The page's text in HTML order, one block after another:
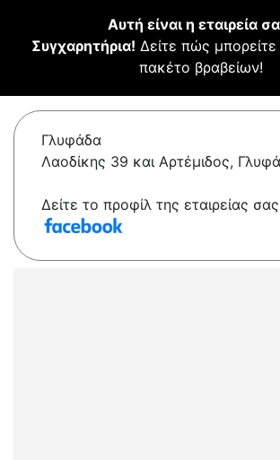
Αυτή είναι η εταιρεία
Συγχαρητήρια! Δείτε πώς
πακέτο βραβείων!
Γλυφάδα
Λαοδίκης 39 και Αρτέμιδος,
Δείτε το προφίλ της εταιρείας σας